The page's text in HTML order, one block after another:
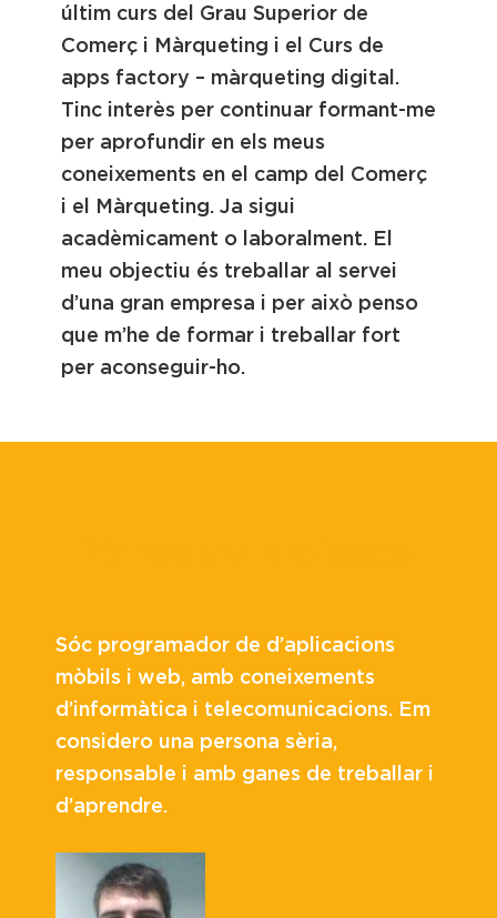
últim curs del Grau Superior de
Comerç i Màrqueting i el Curs de
apps factory – màrqueting digital.
Tinc interès per continuar formant-me
per aprofundir en els meus
coneixements en el camp del Comerç
i el Màrqueting. Ja sigui
acadèmicament o laboralment. El
meu objectiu és treballar al servei
d’una gran empresa i per això penso
que m’he de formar i treballar fort
per aconseguir-ho.
Sóc programador de d’aplicacions
mòbils i web, amb coneixements
d’informàtica i telecomunicacions. Em
considero una persona sèria,
responsable i amb ganes de treballar i
d’aprendre.